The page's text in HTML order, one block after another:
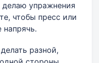
упражнения
чтобы пресс или
напрячь.
разной,